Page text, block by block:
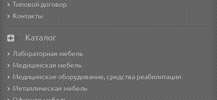
Типовой договор
Контакты
Каталог
Лабораторная мебель
Медицинская мебель
Медицинское оборудование, средства реабилитации
Металлическая мебель